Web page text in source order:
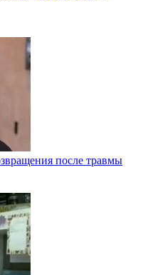
после травмы